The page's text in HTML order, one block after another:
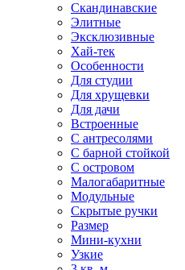
Скандинавские
Элитные
Эксклюзивные
Хай-тек
Особенности
Для студии
Для хрущевки
Для дачи
Встроенные
С антресолями
С барной стойкой
С островом
Малогабаритные
Модульные
Скрытые ручки
Размер
Мини-кухни
Узкие